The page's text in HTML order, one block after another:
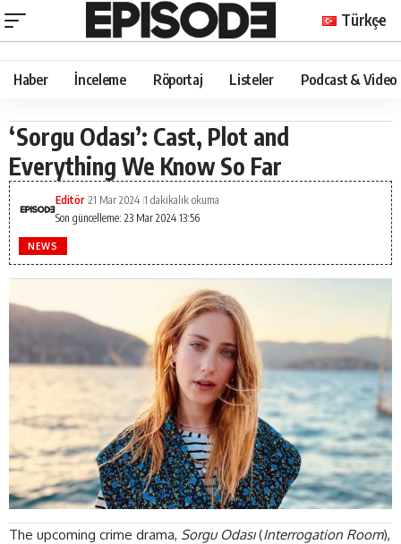
Türkçe
Haber İnceleme Röportaj Listeler Podcast & Video
‘Sorgu Odası’: Cast, Plot and
Everything We Know So Far
Son güncelleme: 23 Mar 2024 13:56
Editör 21 Mar 2024 1 dakikalık okuma
NEWS
The upcoming crime drama, Sorgu Odası(Interrogation Room),